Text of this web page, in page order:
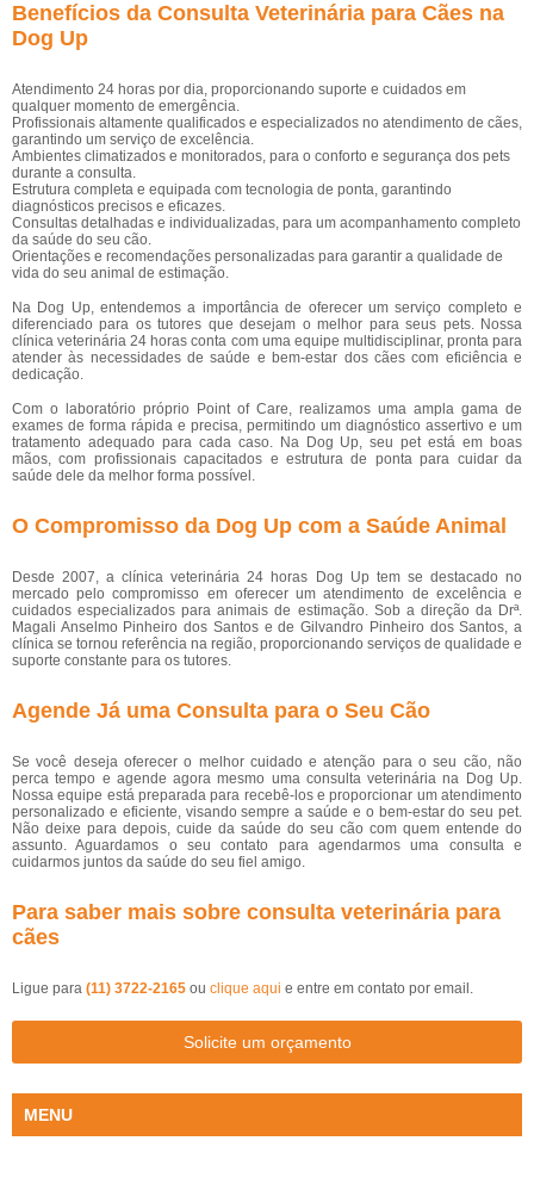
Benefícios da Consulta Veterinária para Cães na
Dog Up
Atendimento 24 horas por dia, proporcionando suporte e cuidados em
qualquer momento de emergência.
Profissionais altamente qualificados e especializados no atendimento de cães,
garantindo um serviço de excelência.
Ambientes climatizados e monitorados, para o conforto e segurança dos pets
durante a consulta.
Estrutura completa e equipada com tecnologia de ponta, garantindo
diagnósticos precisos e eficazes.
Consultas detalhadas e individualizadas, para um acompanhamento completo
da saúde do seu cão.
Orientações e recomendações personalizadas para garantir a qualidade de
vida do seu animal de estimação.
Na Dog Up, entendemos a importância de oferecer um serviço completo e
diferenciado para os tutores que desejam o melhor para seus pets. Nossa
clínica veterinária 24 horas conta com uma equipe multidisciplinar, pronta para
atender às necessidades de saúde e bem-estar dos cães com eficiência e
dedicação.
Com o laboratório próprio Point of Care, realizamos uma ampla gama de
exames de forma rápida e precisa, permitindo um diagnóstico assertivo e um
tratamento adequado para cada caso. Na Dog Up, seu pet está em boas
mãos, com profissionais capacitados e estrutura de ponta para cuidar da
saúde dele da melhor forma possível.
O Compromisso da Dog Up com a Saúde Animal
Desde 2007, a clínica veterinária 24 horas Dog Up tem se destacado no
mercado pelo compromisso em oferecer um atendimento de excelência e
cuidados especializados para animais de estimação. Sob a direção da Drª.
Magali Anselmo Pinheiro dos Santos e de Gilvandro Pinheiro dos Santos, a
clínica se tornou referência na região, proporcionando serviços de qualidade e
suporte constante para os tutores.
Agende Já uma Consulta para o Seu Cão
Se você deseja oferecer o melhor cuidado e atenção para o seu cão, não
perca tempo e agende agora mesmo uma consulta veterinária na Dog Up.
Nossa equipe está preparada para recebê-los e proporcionar um atendimento
personalizado e eficiente, visando sempre a saúde e o bem-estar do seu pet.
Não deixe para depois, cuide da saúde do seu cão com quem entende do
assunto. Aguardamos o seu contato para agendarmos uma consulta e
cuidarmos juntos da saúde do seu fiel amigo.
Para saber mais sobre consulta veterinária para
cães
Ligue para (11) 3722-2165 ou clique aqui e entre em contato por email.
Solicite um orçamento
MENU